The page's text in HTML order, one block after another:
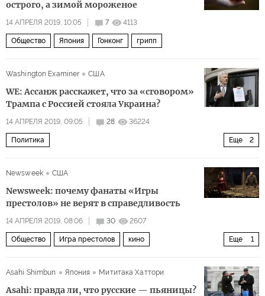
острого, а зимой мороженое
14 АПРЕЛЯ 2019, 10:05 7 4113
Общество Япония Гонконг грипп
Washington Examiner США
WE: Ассанж расскажет, что за «сговором»
Трампа с Россией стояла Украина?
14 АПРЕЛЯ 2019, 09:05 28 36224
Еще 2
Политика
Newsweek США
Newsweek: почему фанаты «Игры
престолов» не верят в справедливость
14 АПРЕЛЯ 2019, 08:06 30 2607
Еще 1
Общество Игра престолов кино
Asahi Shimbun
Япония Мититака Хаттори
Asahi: правда ли, что русские — пьяницы?